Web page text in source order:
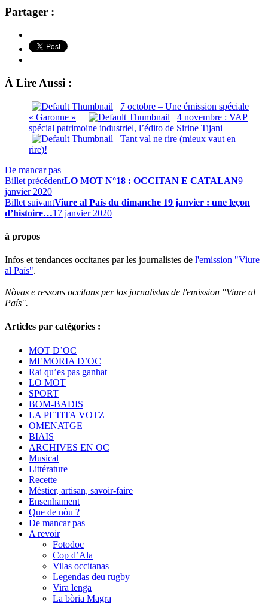
Partager :
À Lire Aussi :
7 octobre – Une émission spéciale
« Garonne »
4 novembre : VAP
spécial patrimoine industriel, l’édito de Sirine Tijani
Tant val ne rire (mieux vaut en
rire)!
De mancar pas
Billet précédentLO MOT N°18 : OCCITAN E CATALAN9
janvier 2020
Billet suivantViure al País du dimanche 19 janvier : une leçon
d’histoire…17 janvier 2020
à propos
Infos et tendances occitanes par les journalistes de l'emission "Viure
al País".
Nòvas e ressons occitans per los jornalistas de l'emission "Viure al
País".
Articles par catégories :
MOT D’OC
MEMORIA D’OC
Rai qu’es pas ganhat
LO MOT
SPORT
BOM-BADIS
LA PETITA VOTZ
OMENATGE
BIAIS
ARCHIVES EN OC
Musical
Littérature
Recette
Mèstier, artisan, savoir-faire
Ensenhament
Que de nòu ?
De mancar pas
A revoir
Fotodoc
Cop d’Ala
Vilas occitanas
Legendas deu rugby
Vira lenga
La bòria Magra